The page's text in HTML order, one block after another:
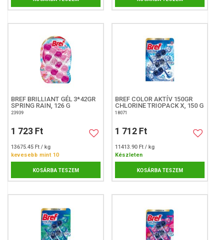
BREF BRILLIANT GÉL 3*42GR
SPRING RAIN, 126 G
23939
1 723 Ft
13675.45 Ft / kg
kevesebb mint 10
KOSÁRBA TESZEM
BREF COLOR AKTÍV 150GR
CHLORINE TRIOPACK X, 150 G
18071
1 712 Ft
11413.90 Ft / kg
Készleten
KOSÁRBA TESZEM